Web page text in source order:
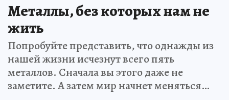
Металлы, без которых нам не
жить
Попробуйте представить, что однажды из
нашей жизни исчезнут всего пять
металлов. Сначала вы этого даже не
заметите. А затем мир начнет меняться…